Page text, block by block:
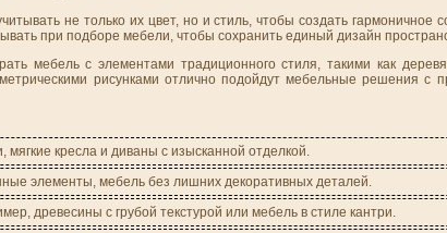
не только их цвет, но и стиль, чтобы создать гармоничное
при подборе мебели, чтобы сохранить единый дизайн
мебель с элементами традиционного стиля, такими как
рисунками отлично подойдут мебельные решения с
кресла и диваны с изысканной отделкой.
элементы, мебель без лишних декоративных деталей.
древесины с грубой текстурой или мебель в стиле кантри.